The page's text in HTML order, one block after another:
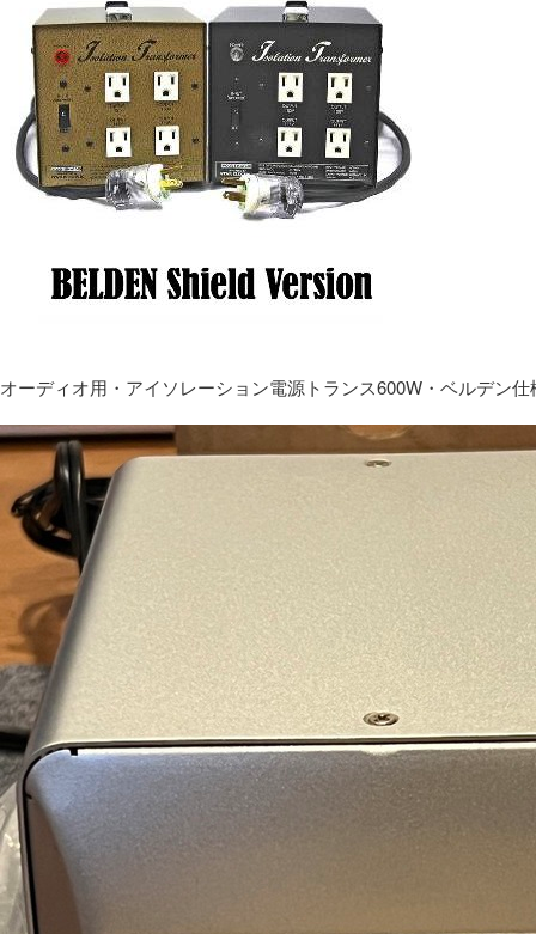
オーディオ用・アイソレーション電源トランス600W・ベルデン仕